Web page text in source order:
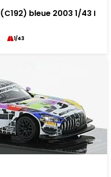
bleue 2003 1/43 I
1/43